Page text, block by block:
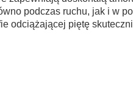
podczas ruchu, jak i w
odciążającej piętę